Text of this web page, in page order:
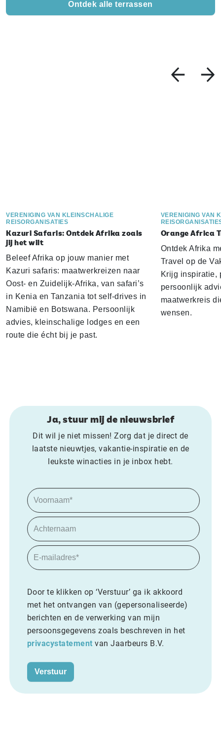
Ontdek alle terrassen
VERENIGING VAN KLEINSCHALIGE
REISORGANISATIES
Kazuri Safaris: Ontdek Afrika zoals
jij het wilt
Beleef Afrika op jouw manier met
Kazuri safaris: maatwerkreizen naar
Oost- en Zuidelijk-Afrika, van safari’s
in Kenia en Tanzania tot self-drives in
Namibië en Botswana. Persoonlijk
advies, kleinschalige lodges en een
route die écht bij je past.
VERENIGING VAN
Orange Africa
Ontdek Afrika
Travel op de
Krijg inspiratie,
persoonlijk
maatwerkreis
wensen.
Ja, stuur mij de nieuwsbrief
Dit wil je niet missen! Zorg dat je direct de
laatste nieuwtjes, vakantie-inspiratie en de
leukste winacties in je inbox hebt.
Door te klikken op ‘Verstuur’ ga ik akkoord
met het ontvangen van (gepersonaliseerde)
berichten en de verwerking van mijn
persoonsgegevens zoals beschreven in het
privacystatementvan Jaarbeurs B.V.
Verstuur